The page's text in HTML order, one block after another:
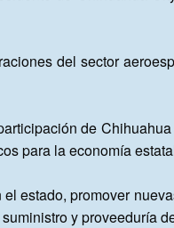
del sector
de
para la economía
estado, promover
y proveeduría